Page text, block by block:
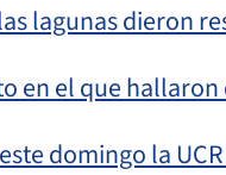
lagunas dieron
en el que
domingo la